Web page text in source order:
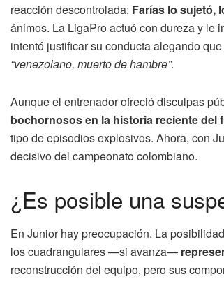
reacción descontrolada: Farías lo sujetó,
ánimos. La LigaPro actuó con dureza y le
intentó justificar su conducta alegando
“venezolano, muerto de hambre”.
Aunque el entrenador ofreció disculpas
bochornosos en la historia reciente del
tipo de episodios explosivos. Ahora, con
decisivo del campeonato colombiano.
¿Es posible una
En Junior hay preocupación. La
los cuadrangulares —si avanza—
reconstrucción del equipo, pero sus